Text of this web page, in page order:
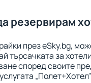
резервирам
през eSky.bg,
търсачката за
според своите